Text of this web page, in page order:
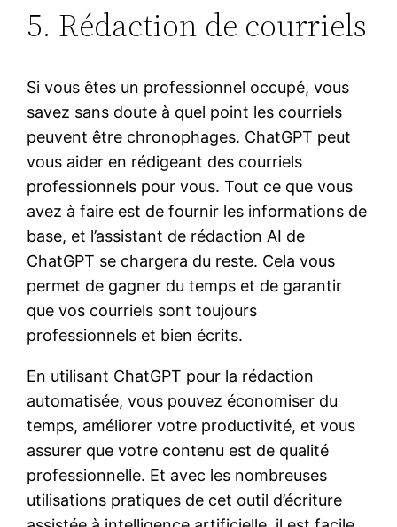
5. Rédaction de courriels
Si vous êtes un professionnel occupé, vous
savez sans doute à quel point les courriels
peuvent être chronophages. ChatGPT peut
vous aider en rédigeant des courriels
professionnels pour vous. Tout ce que vous
avez à faire est de fournir les informations de
base, et l’assistant de rédaction AI de
ChatGPT se chargera du reste. Cela vous
permet de gagner du temps et de garantir
que vos courriels sont toujours
professionnels et bien écrits.
En utilisant ChatGPT pour la rédaction
automatisée, vous pouvez économiser du
temps, améliorer votre productivité, et vous
assurer que votre contenu est de qualité
professionnelle. Et avec les nombreuses
utilisations pratiques de cet outil d’écriture